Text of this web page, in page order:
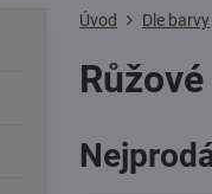
Úvod Dle barvy
Růžové